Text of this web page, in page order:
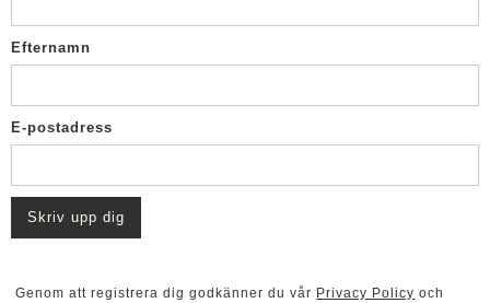
Efternamn
E-postadress
Genom att registrera dig godkänner du vår Privacy Policy och